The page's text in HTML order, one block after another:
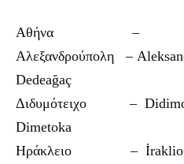
Αθήνα
Αλεξανδρούπολη –
Dedeağaç
Διδυμότειχο –
Dimetoka
Ηράκλειο –